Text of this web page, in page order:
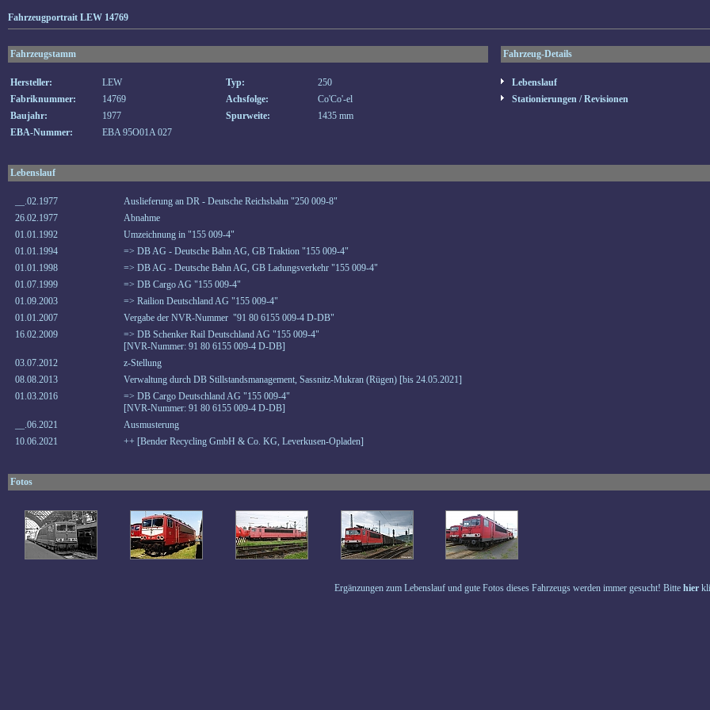
Fahrzeugportrait LEW 14769
Fahrzeugstamm Fahrzeug-Details
Hersteller: LEW Typ: 250
Lebenslauf
Fabriknummer:
14769 Achsfolge: Co'Co'-el
Stationierungen / Revisionen
Baujahr:
1977 Spurweite:
1435 mm
EBA-Nummer:
EBA 95O01A 027
Lebenslauf
__.02.1977
Auslieferung an DR - Deutsche Reichsbahn "250 009-8"
26.02.1977
Abnahme
01.01.1992
Umzeichnung in "155 009-4"
01.01.1994
=> DB AG - Deutsche Bahn AG, GB Traktion "155 009-4"
01.01.1998
=> DB AG - Deutsche Bahn AG, GB Ladungsverkehr "155 009-4"
01.07.1999
=> DB Cargo AG "155 009-4"
01.09.2003
=> Railion Deutschland AG "155 009-4"
01.01.2007
Vergabe der NVR-Nummer "91 80 6155 009-4 D-DB"
16.02.2009
=> DB Schenker Rail Deutschland AG "155 009-4"
[NVR-Nummer: 91 80 6155 009-4 D-DB]
03.07.2012
z-Stellung
08.08.2013
Verwaltung durch DB Stillstandsmanagement, Sassnitz-Mukran (Rügen) [bis 24.05.2021]
01.03.2016
=> DB Cargo Deutschland AG "155 009-4"
[NVR-Nummer: 91 80 6155 009-4 D-DB]
__.06.2021
Ausmusterung
10.06.2021
++ [Bender Recycling GmbH & Co. KG, Leverkusen-Opladen]
Fotos
Ergänzungen zum Lebenslauf und gute Fotos dieses Fahrzeugs werden immer gesucht! Bitte hier